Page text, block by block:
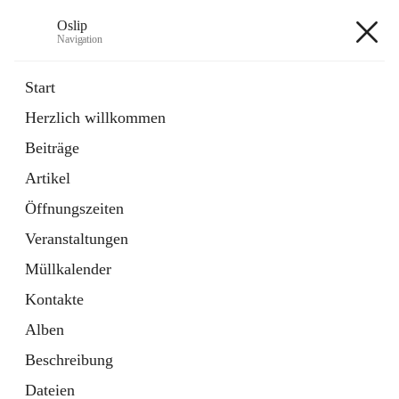
Oslip
Navigation
Start
Herzlich willkommen
Beiträge
Artikel
Öffnungszeiten
Veranstaltungen
Müllkalender
Kontakte
Alben
Beschreibung
Dateien
Externe Webseite
in
Tab
Bundeskanzleramt Österreich
Externe Webseite
öffnet
in
neuem
Tab